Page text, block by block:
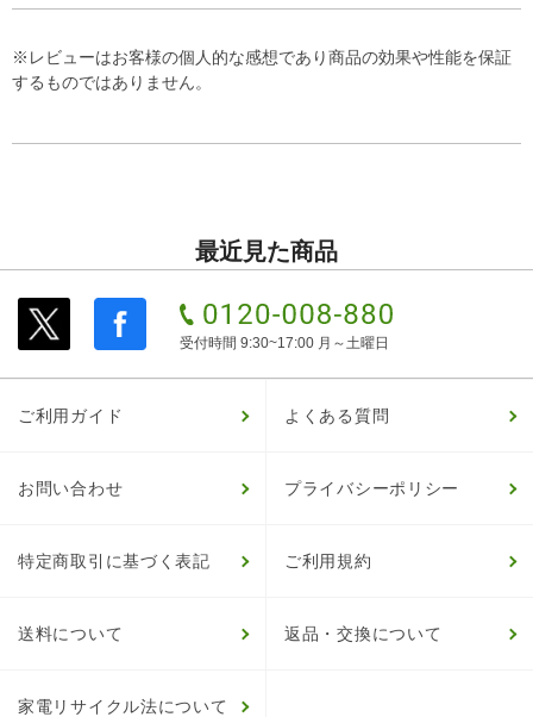
※レビューはお客様の個人的な感想であり商品の効果や性能を保証
するものではありません。
最近見た商品
受付時間 9:30~17:00 月～土曜日
ご利用ガイド よくある質問
お問い合わせ プライバシーポリシー
特定商取引に基づく表記 ご利用規約
送料について 返品・交換について
家電リサイクル法について